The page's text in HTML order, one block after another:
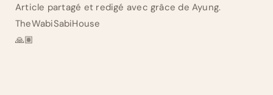
Article partagé et redigé avec grâce de Ayung.
TheWabiSabiHouse
🙏🏽